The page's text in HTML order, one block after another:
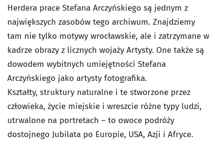
Herdera prace Stefana Arczyńskiego są jednym z
największych zasobów tego archiwum. Znajdziemy
tam nie tylko motywy wrocławskie, ale i zatrzymane w
kadrze obrazy z licznych wojaży Artysty. One także są
dowodem wybitnych umiejętności Stefana
Arczyńskiego jako artysty fotografika.
Kształty, struktury naturalne i te stworzone przez
człowieka, życie miejskie i wreszcie różne typy ludzi,
utrwalone na portretach – to owoce podróży
dostojnego Jubilata po Europie, USA, Azji i Afryce.